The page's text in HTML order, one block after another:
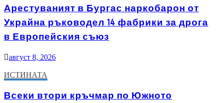
Арестуваният в Бургас наркобарон от
Украйна ръководел 14 фабрики за дрога
в Европейския съюз
август 8, 2026
ИСТИНАТА
Всеки втори кръчмар по Южното